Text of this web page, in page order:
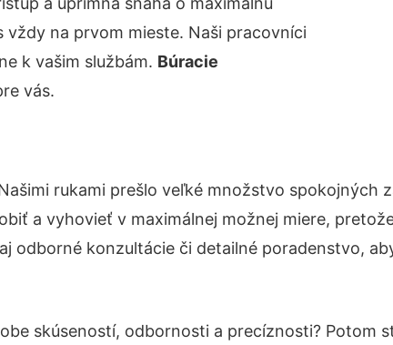
na prvom mieste. Naši pracovníci
k vašim službám. Búracie
vás.
rukami prešlo veľké množstvo spokojných
a vyhovieť v maximálnej možnej miere,
odborné konzultácie či detailné poradenstvo,
skúseností, odbornosti a precíznosti? Potom